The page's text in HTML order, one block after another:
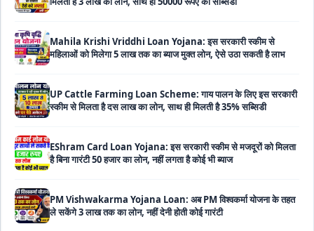
UP Cattle Farming Loan Scheme: गाय पालन के लिए इस सरकारी
EShram Card Loan Yojana: इस सरकारी स्कीम से मजदूरों को मिलता
PM Vishwakarma Yojana Loan: अब PM विश्वकर्मा योजना के तहत
National Livestock Mission Loan: पशुपालन बिजनेस के लिए